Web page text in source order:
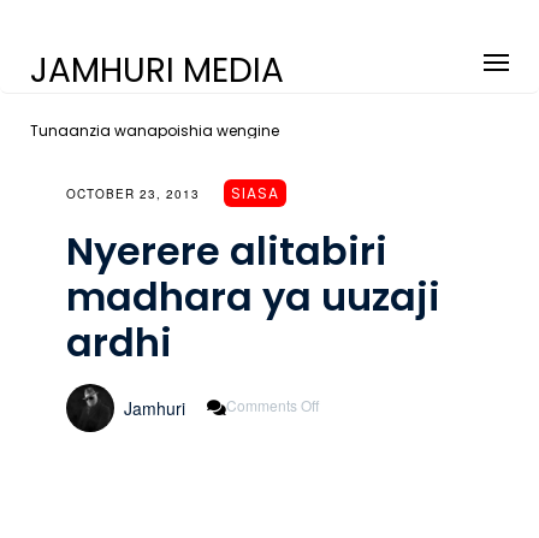
JAMHURI MEDIA
Tunaanzia wanapoishia wengine
OCTOBER 23, 2013 SIASA
Nyerere alitabiri
madhara ya uuzaji
ardhi
Jamhuri Comments Off